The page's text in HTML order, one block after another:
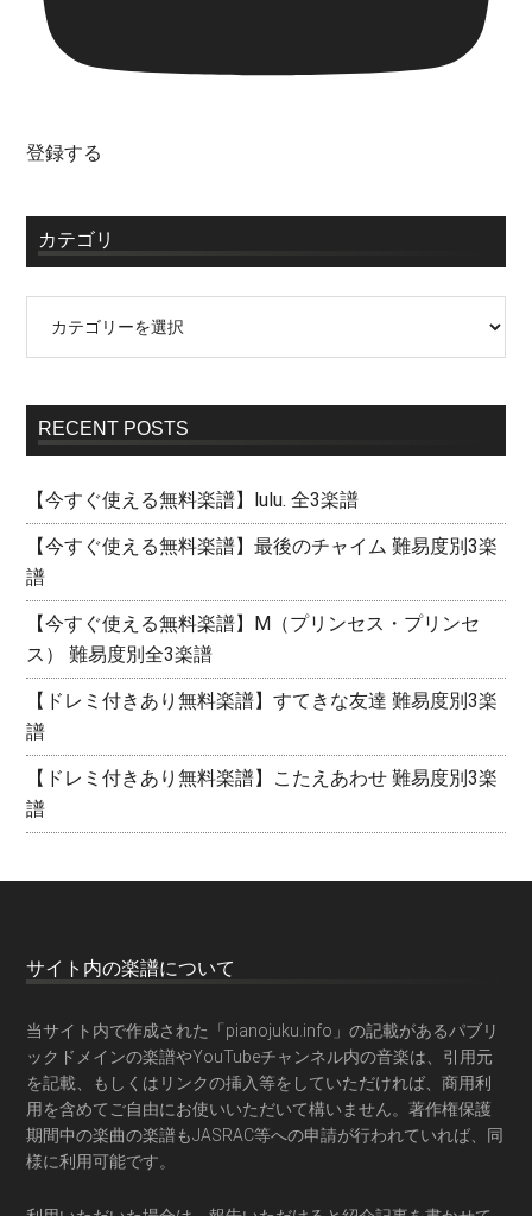
登録する
カテゴリ
RECENT POSTS
【今すぐ使える無料楽譜】lulu. 全3楽譜
【今すぐ使える無料楽譜】最後のチャイム 難易度別3楽
譜
【今すぐ使える無料楽譜】M（プリンセス・プリンセ
ス） 難易度別全3楽譜
【ドレミ付きあり無料楽譜】すてきな友達 難易度別3楽
譜
【ドレミ付きあり無料楽譜】こたえあわせ 難易度別3楽
譜
サイト内の楽譜について
当サイト内で作成された「pianojuku.info」の記載があるパブリ
ックドメインの楽譜やYouTubeチャンネル内の音楽は、引用元
を記載、もしくはリンクの挿入等をしていただければ、商用利
用を含めてご自由にお使いいただいて構いません。著作権保護
期間中の楽曲の楽譜もJASRAC等への申請が行われていれば、同
様に利用可能です。